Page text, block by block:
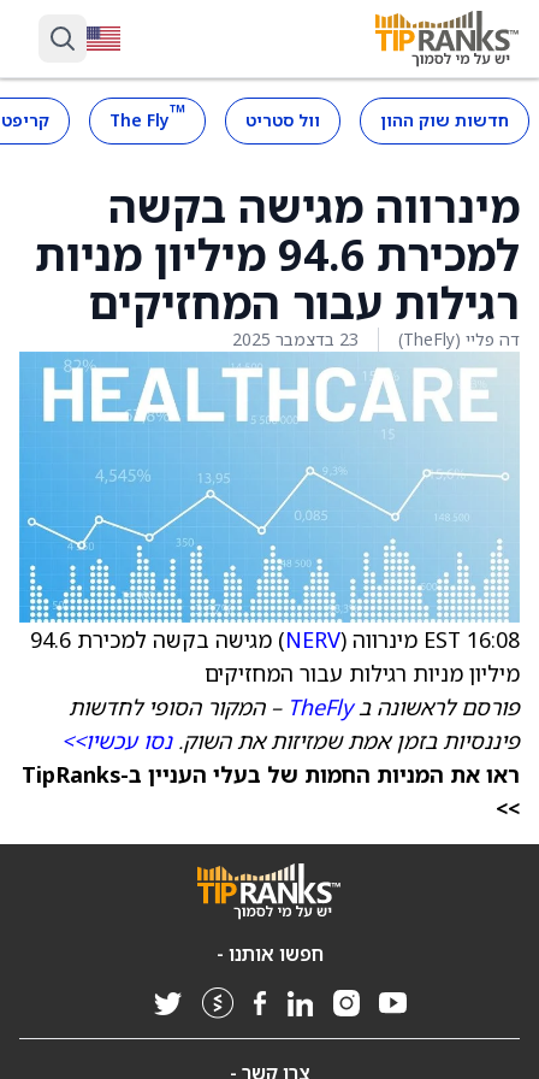
חדשות שוק ההון וול סטריט ™
The Fly
מינרווה מגישה בקשה
למכירת 94.6 מיליון מניות
רגילות עבור המחזיקים
דה פליי (TheFly) 23 בדצמבר 2025
16:08 EST מינרווה ( NERV
) מגישה בקשה למכירת 94.6
מיליון מניות רגילות עבור המחזיקים
פורסם לראשונה בTheFly – המקור הסופי לחדשות
פיננסיות בזמן אמת שמזיזות את השוק.נסו עכשיו>>
ראו את המניות החמות של בעלי העניין ב-TipRanks
>>
חפשו אותנו -
צרו קשר -